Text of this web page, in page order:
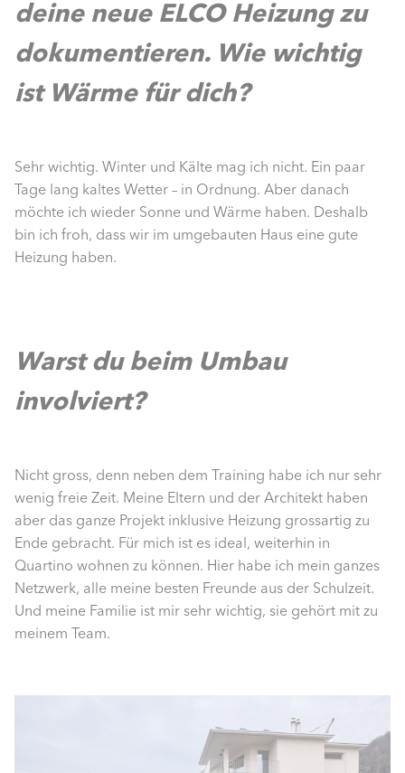
deine neue ELCO Heizung zu
dokumentieren. Wie wichtig
ist Wärme für dich?
Sehr wichtig. Winter und Kälte mag ich nicht. Ein paar
Tage lang kaltes Wetter – in Ordnung. Aber danach
möchte ich wieder Sonne und Wärme haben. Deshalb
bin ich froh, dass wir im umgebauten Haus eine gute
Heizung haben.
Warst du beim Umbau
involviert?
Nicht gross, denn neben dem Training habe ich nur sehr
wenig freie Zeit. Meine Eltern und der Architekt haben
aber das ganze Projekt inklusive Heizung grossartig zu
Ende gebracht. Für mich ist es ideal, weiterhin in
Quartino wohnen zu können. Hier habe ich mein ganzes
Netzwerk, alle meine besten Freunde aus der Schulzeit.
Und meine Familie ist mir sehr wichtig, sie gehört mit zu
meinem Team.